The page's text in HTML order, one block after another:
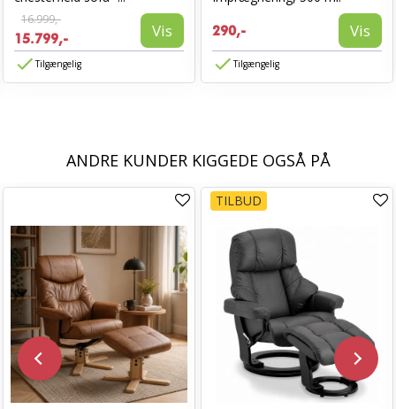
16.999,-
15.799,- Vis
Tilgængelig
290,- Vis
Tilgængelig
ANDRE KUNDER KIGGEDE OGSÅ PÅ
TILBUD